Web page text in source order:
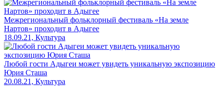
Межрегиональный фольклорный фестиваль «На земле
Нартов» проходит в Адыгее
18.09.21, Культура
Любой гости Адыгеи может увидеть уникальную экспозицию
Юрия Сташа
20.08.21, Культура